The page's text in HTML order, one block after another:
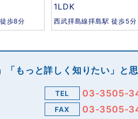
歩8分
1LDK
西武拝島線拝島駅 徒歩5分
「もっと詳しく知りたい」と
TEL 03-3505-
FAX 03-3505-